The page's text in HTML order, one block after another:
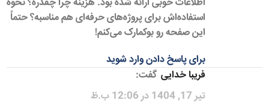
استفاده‌اش برای پروژه‌های حرفه‌ای هم مناسبه؟ حتماً
این صفحه رو بوکمارک می‌کنم!
برای پاسخ دادن وارد شوید
فریبا خدایی گفت:
تیر 17, 1404 در 12:06 ب.ظ